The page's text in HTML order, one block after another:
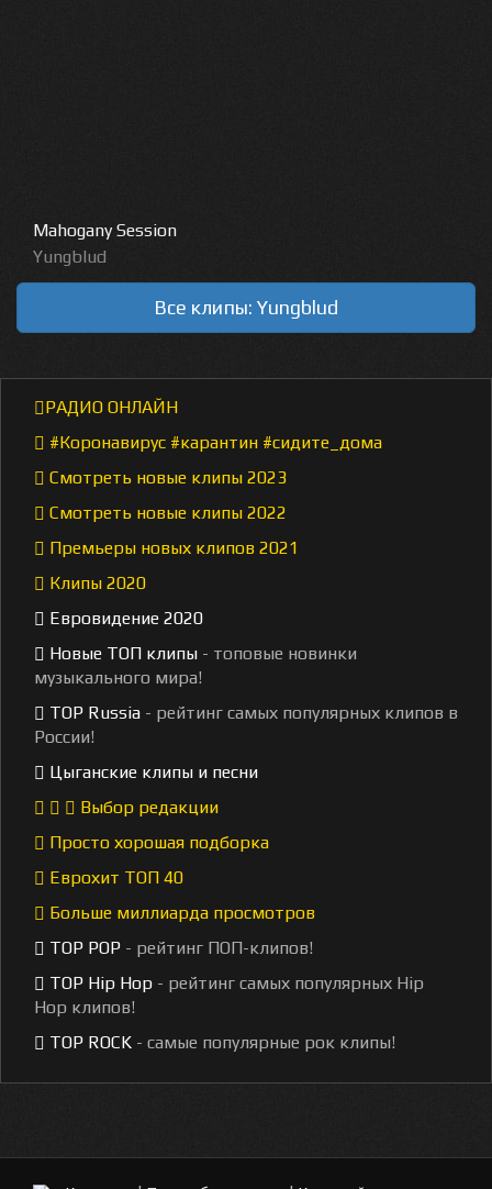
Mahogany Session
Yungblud
Все клипы: Yungblud
РАДИО ОНЛАЙН
#Коронавирус #карантин #сидите_дома
Смотреть новые клипы 2023
Смотреть новые клипы 2022
Премьеры новых клипов 2021
Клипы 2020
Евровидение 2020
Новые ТОП клипы - топовые новинки
музыкального мира!
TOP Russia - рейтинг самых популярных клипов в
России!
Цыганские клипы и песни
Выбор редакции
Просто хорошая подборка
Еврохит ТОП 40
Больше миллиарда просмотров
TOP POP - рейтинг ПОП-клипов!
TOP Hip Hop - рейтинг самых популярных Hip
Hop клипов!
TOP ROCK - самые популярные рок клипы!